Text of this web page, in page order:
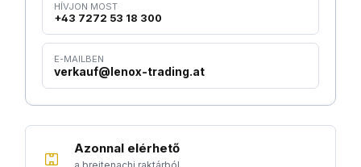
HÍVJON MOST
+43 7272 53 18 300
E-MAILBEN
verkauf@lenox-trading.at
Azonnal elérhető